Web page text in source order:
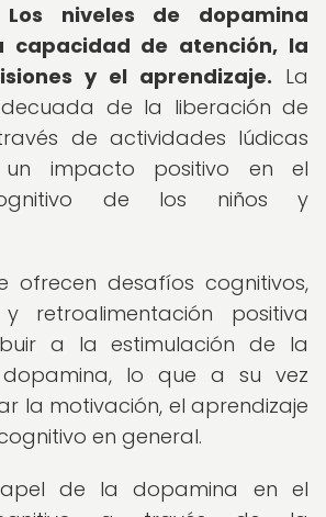
Los niveles de dopamina
capacidad de atención, la
y el aprendizaje. La
de la liberación de
de actividades lúdicas
impacto positivo en el
de los niños y
ofrecen desafíos cognitivos,
retroalimentación positiva
a la estimulación de la
lo que a su vez
la motivación, el aprendizaje
en general.
de la dopamina en el